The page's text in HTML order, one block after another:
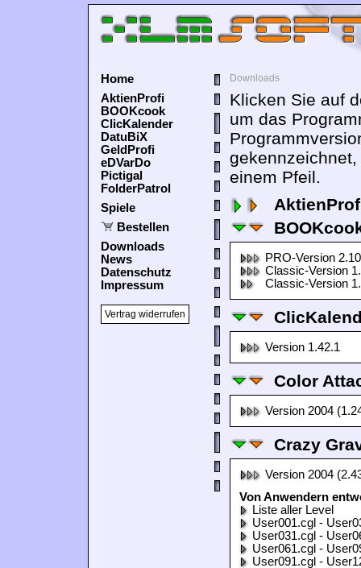
Home
AktienProfi
BOOKcook
ClicKalender
DatuBiX
GeldProfi
eDVarDo
Pictigal
FolderPatrol
Spiele
Bestellen
Downloads
News
Datenschutz
Impressum
Vertrag widerrufen
Downloads
Klicken Sie auf
um das
einem Pfeil.
PRO-Version
Classic-Version
Classic-Version
Version 1.42.1
Color
Version 2004
Crazy
Version 2004
Von Anwendern
Liste aller Level
User001.cgl -
User031.cgl -
User061.cgl -
User091.cgl -